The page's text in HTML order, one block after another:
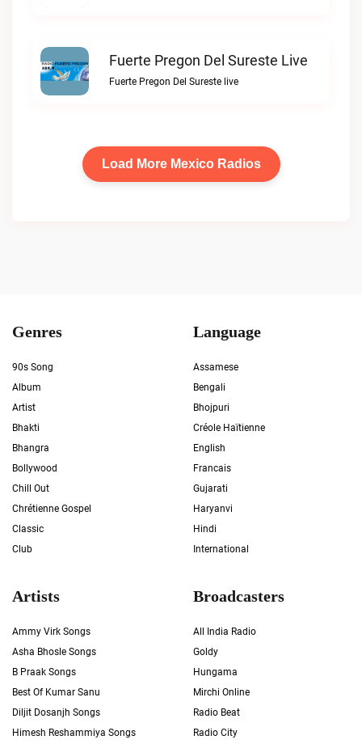
Fuerte Pregon Del Sureste Live
Fuerte Pregon Del Sureste live
Load More Mexico Radios
Genres
90s Song
Album
Artist
Bhakti
Bhangra
Bollywood
Chill Out
Chrétienne Gospel
Classic
Club
Language
Assamese
Bengali
Bhojpuri
Créole Haïtienne
English
Francais
Gujarati
Haryanvi
Hindi
International
Artists
Ammy Virk Songs
Asha Bhosle Songs
B Praak Songs
Best Of Kumar Sanu
Diljit Dosanjh Songs
Himesh Reshammiya Songs
Broadcasters
All India Radio
Goldy
Hungama
Mirchi Online
Radio Beat
Radio City